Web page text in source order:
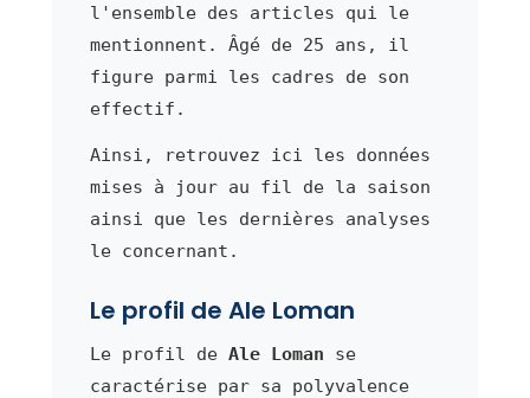
l'ensemble des articles qui le
mentionnent. Âgé de 25 ans, il
figure parmi les cadres de son
effectif.
Ainsi, retrouvez ici les données
mises à jour au fil de la saison
ainsi que les dernières analyses
le concernant.
Le profil de Ale Loman
Le profil de Ale Loman se
caractérise par sa polyvalence